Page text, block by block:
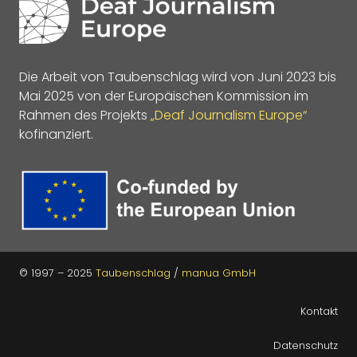
Die Arbeit von Taubenschlag wird von Juni 2023 bis
Mai 2025 von der Europäischen Kommission im
Rahmen des Projekts „Deaf Journalism Europe“
kofinanziert.
© 1997 – 2025 Taubenschlag / manua GmbH
Kontakt
Datenschutz